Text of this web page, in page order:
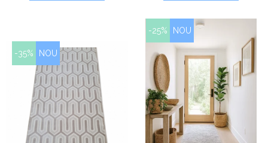
-35% NOU
-25% NOU